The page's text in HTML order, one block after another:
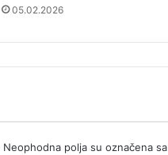
05.02.2026
Neophodna polja su označena sa